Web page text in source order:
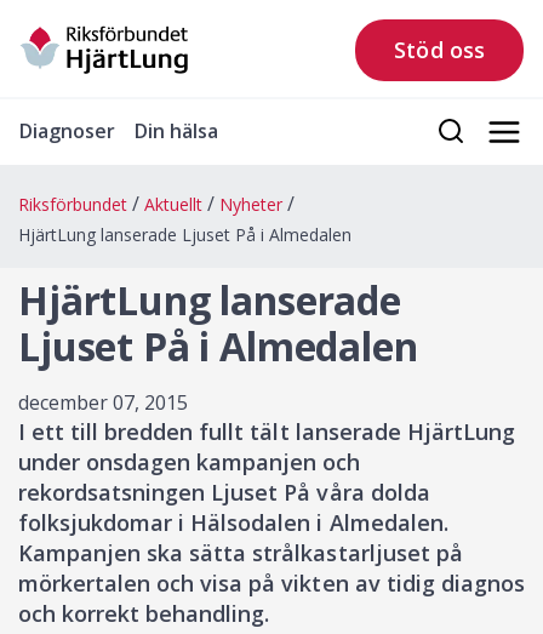
Stöd oss
Diagnoser Din hälsa
Riksförbundet Aktuellt
Nyheter
HjärtLung lanserade Ljuset På i Almedalen
HjärtLung lanserade
Ljuset På i Almedalen
december 07, 2015
I ett till bredden fullt tält lanserade HjärtLung
under onsdagen kampanjen och
rekordsatsningen Ljuset På våra dolda
folksjukdomar i Hälsodalen i Almedalen.
Kampanjen ska sätta strålkastarljuset på
mörkertalen och visa på vikten av tidig diagnos
och korrekt behandling.